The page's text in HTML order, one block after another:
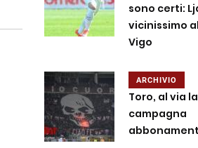
sono certi:
vicinissimo
Vigo
ARCHIVIO
Toro, al via la
campagna